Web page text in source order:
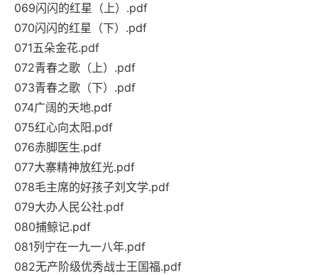
069闪闪的红星（上）.pdf
070闪闪的红星（下）.pdf
071五朵金花.pdf
072青春之歌（上）.pdf
073青春之歌（下）.pdf
074广阔的天地.pdf
075红心向太阳.pdf
076赤脚医生.pdf
077大寨精神放红光.pdf
078毛主席的好孩子刘文学.pdf
079大办人民公社.pdf
080捕鲸记.pdf
081列宁在一九一八年.pdf
082无产阶级优秀战士王国福.pdf